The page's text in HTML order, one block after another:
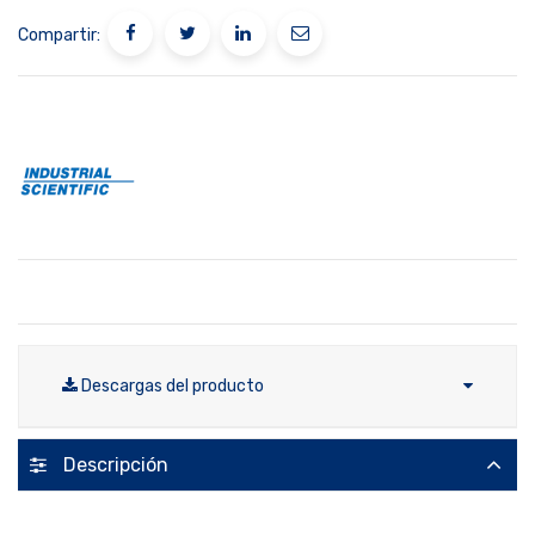
Compartir:
Descargas del producto
Descripción